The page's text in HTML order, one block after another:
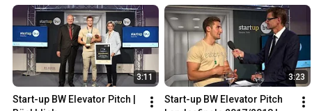
3:11
Start-up BW Elevator Pitch |
3:23
Start-up BW Elevator Pitch